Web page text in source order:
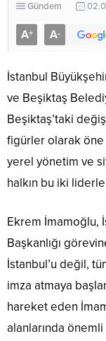
Gündem
A+ A-
İstanbul
ve Beşiktaş
Beşiktaş’taki
figürler olarak öne
yerel yönetim ve
halkın bu iki
Ekrem İmamoğlu,
Başkanlığı
İstanbul’u değil,
imza atmaya
hareket eden
alanlarında